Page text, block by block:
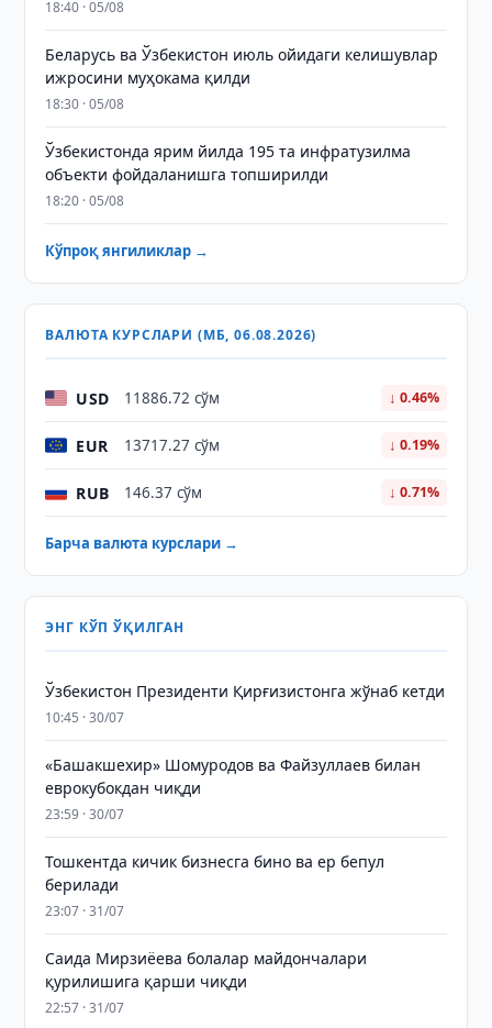
18:40 · 05/08
Беларусь ва Ўзбекистон июль ойидаги келишувлар
ижросини муҳокама қилди
18:30 · 05/08
Ўзбекистонда ярим йилда 195 та инфратузилма
объекти фойдаланишга топширилди
18:20 · 05/08
Кўпроқ янгиликлар →
ВАЛЮТА КУРСЛАРИ (МБ, 06.08.2026)
USD 11886.72 сўм ↓ 0.46%
EUR 13717.27 сўм ↓ 0.19%
RUB 146.37 сўм ↓ 0.71%
Барча валюта курслари →
ЭНГ КЎП ЎҚИЛГАН
Ўзбекистон Президенти Қирғизистонга жўнаб кетди
10:45 · 30/07
«Башакшехир» Шомуродов ва Файзуллаев билан
еврокубокдан чиқди
23:59 · 30/07
Тошкентда кичик бизнесга бино ва ер бепул
берилади
23:07 · 31/07
Саида Мирзиёева болалар майдончалари
қурилишига қарши чиқди
22:57 · 31/07